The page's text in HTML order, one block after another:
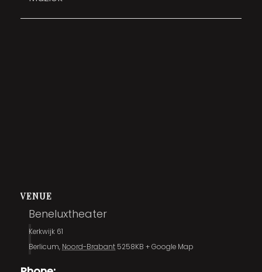
VENUE
Beneluxtheater
Kerkwijk 61
Berlicum, Noord-Brabant 5258KB + Google Map